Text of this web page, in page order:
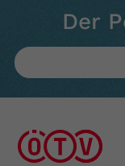
Der